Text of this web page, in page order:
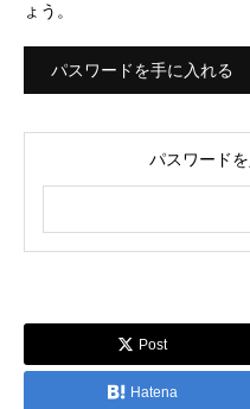
ょう。
パスワードを手に入れる
パスワード
Post
Hatena